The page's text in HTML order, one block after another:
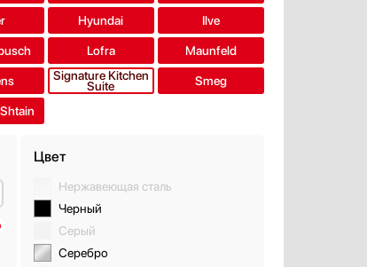
Hyundai Ilve
Lofra Maunfeld
Signature Kitchen
Suite Smeg
Цвет
Нержавеющая сталь
Черный
Серый
Серебро